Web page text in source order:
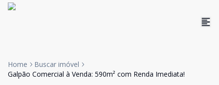
Home
Buscar imóvel
Galpão Comercial à Venda: 590m² com Renda Imediata!